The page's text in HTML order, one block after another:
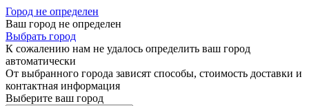
Город не определен
Ваш город не определен
Выбрать город
К сожалению нам не удалось определить ваш город
автоматически
От выбранного города зависят способы, стоимость доставки и
контактная информация
Выберите ваш город